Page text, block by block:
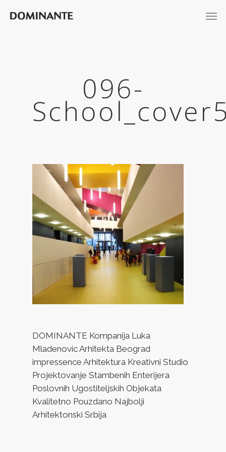
096-
DOMINANTE Kompanija Luka
Mladenovic Arhitekta Beograd
impressence Arhitektura Kreativni Studio
Projektovanje Stambenih Enterijera
Poslovnih Ugostiteljskih Objekata
Kvalitetno Pouzdano Najbolji
Arhitektonski Srbija